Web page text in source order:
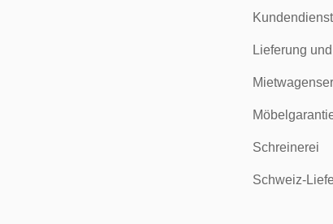
Kundendienst
Lieferung
Schreinerei
Schweiz-